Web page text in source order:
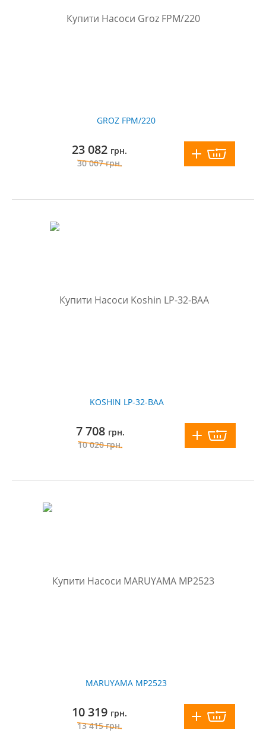
GROZ FPM/220
23 082 грн.
30 007грн.
KOSHIN LP-32-BAA
7 708 грн.
10 020грн.
MARUYAMA MP2523
10 319 грн.
13 415грн.